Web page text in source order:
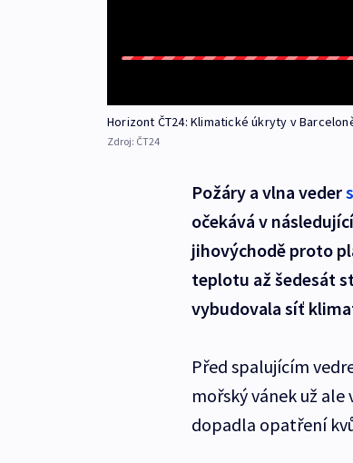
Horizont ČT24: Klimatické úkryty v
Zdroj: ČT24
Požáry a vlna veder
očekává v
jihovýchodě proto
teplotu až šedesát
vybudovala síť
Před spalujícím
mořský vánek už
dopadla opatření